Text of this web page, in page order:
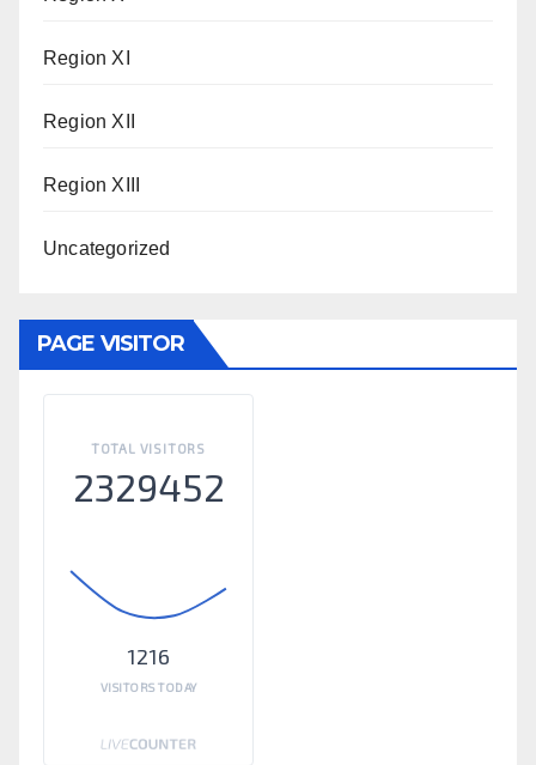
Region XI
Region XII
Region XIII
Uncategorized
PAGE VISITOR
TOTAL VISITORS
2329452
1216
VISITORS TODAY